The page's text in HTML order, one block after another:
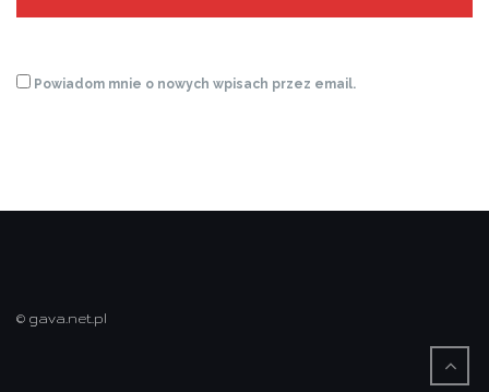
Powiadom mnie o nowych wpisach przez email.
© gava.net.pl